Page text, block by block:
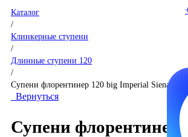
Каталог
/
Клинкерные ступени
/
Длинные ступени 120
/
Супени флорентинер 120 big Imperial Siena
Вернуться
Супени флорентинер